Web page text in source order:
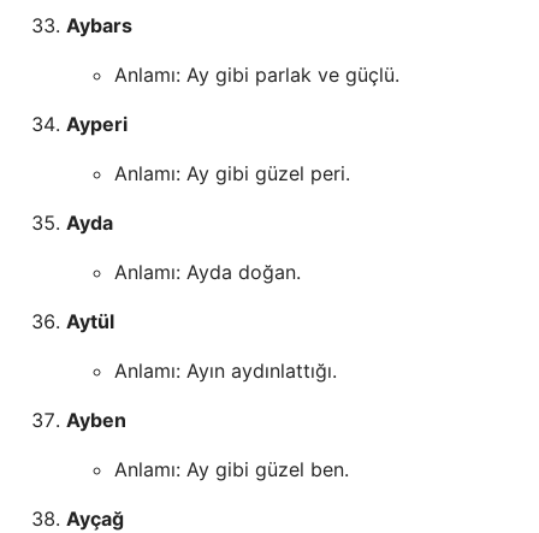
Aybars
Anlamı: Ay gibi parlak ve güçlü.
Ayperi
Anlamı: Ay gibi güzel peri.
Ayda
Anlamı: Ayda doğan.
Aytül
Anlamı: Ayın aydınlattığı.
Ayben
Anlamı: Ay gibi güzel ben.
Ayçağ